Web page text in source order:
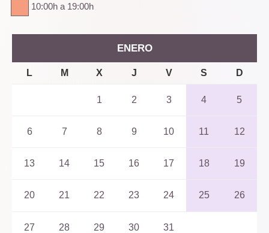
10:00h a 19:00h
ENERO
L M X J V S D
1 2 3 4 5
6 7 8 9 10 11 12
13 14 15 16 17 18 19
20 21 22 23 24 25 26
27 28 29 30 31